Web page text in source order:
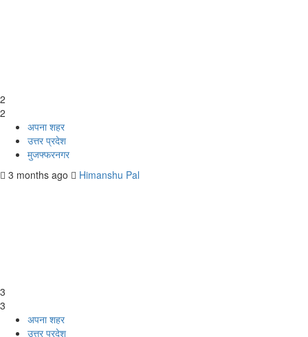
2
2
अपना शहर
उत्तर प्रदेश
मुजफ्फरनगर
3 months ago
Himanshu Pal
3
3
अपना शहर
उत्तर प्रदेश